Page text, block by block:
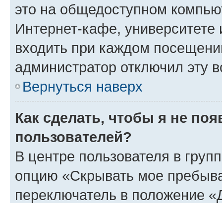
это на общедоступном
Интернет-кафе, университете
входить при каждом
администратор отключил эту
Вернуться наверх
Как сделать, чтобы я не
пользователей?
В центре пользователя в
опцию «Скрывать мое
переключатель в положение